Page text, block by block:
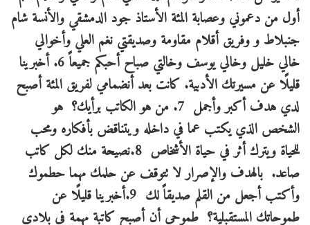
أول من دعموني وعصابة المئة الأستاذ جود الدمشقي والأنسة شام
جنبلاط و وفريق أقلام مقاومة وصديقتي نغم العلي وأخوالي
خالي خليل وخالي يوسف وخالتي صباح أحبكم جميعاً 6. أخبرينا
قليلًا عن مسيرتك الأدبية. كانت بعد أنضمامي لفريق المئة أصبح
لدي هدف أكبر وأجمل 7. من هو الكاتب برأيك؟ هو
الشخص الذي يكتب عما في داخله ويتناقض بأفكاره ومحب
للحياة ويترك أثر في حياة الأشخاص 8.نصيحة منك لكل كاتب
صاعد. بالهدف والإصرار لا تتوقف عن حلمك مهما حطموك
وأكتب أجعل من القلم صديقاً لك 9.أخبرينا قليلًا عن
طموحاتك المستقبلية؟ طموحي أن أصبح كاتبة مهمة في بلادي